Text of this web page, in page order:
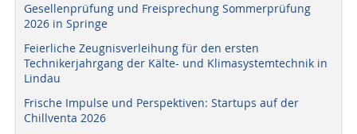
Gesellenprüfung und Freisprechung Sommerprüfung
2026 in Springe
Feierliche Zeugnisverleihung für den ersten
Technikerjahrgang der Kälte- und Klimasystemtechnik in
Lindau
Frische Impulse und Perspektiven: Startups auf der
Chillventa 2026